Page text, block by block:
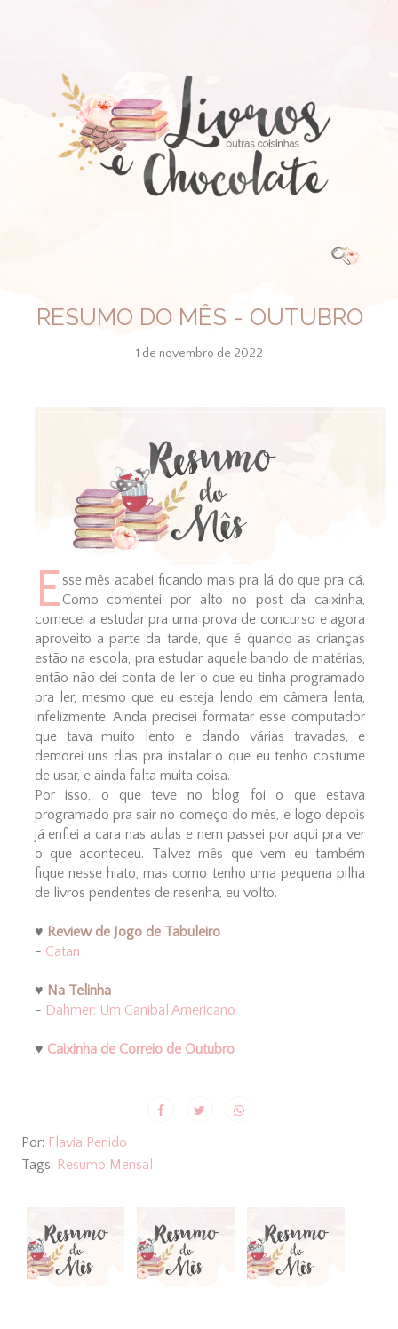
RESUMO DO MÊS - OUTUBRO
1 de novembro de 2022
Esse mês acabei ficando mais pra lá do que pra cá.
Como comentei por alto no post da caixinha,
comecei a estudar pra uma prova de concurso e agora
aproveito a parte da tarde, que é quando as crianças
estão na escola, pra estudar aquele bando de matérias,
então não dei conta de ler o que eu tinha programado
pra ler, mesmo que eu esteja lendo em câmera lenta,
infelizmente. Ainda precisei formatar esse computador
que tava muito lento e dando várias travadas, e
demorei uns dias pra instalar o que eu tenho costume
de usar, e ainda falta muita coisa.
Por isso, o que teve no blog foi o que estava
programado pra sair no começo do mês, e logo depois
já enfiei a cara nas aulas e nem passei por aqui pra ver
o que aconteceu. Talvez mês que vem eu também
fique nesse hiato, mas como tenho uma pequena pilha
de livros pendentes de resenha, eu volto.
♥ Review de Jogo de Tabuleiro
- Catan
♥ Na Telinha
- Dahmer: Um Canibal Americano
♥ Caixinha de Correio de Outubro
Por: Flavia Penido
Tags: Resumo Mensal